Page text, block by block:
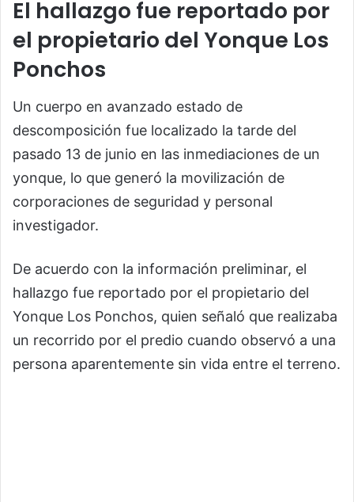
El hallazgo fue reportado por
el propietario del Yonque Los
Ponchos
Un cuerpo en avanzado estado de
descomposición fue localizado la tarde del
pasado 13 de junio en las inmediaciones de un
yonque, lo que generó la movilización de
corporaciones de seguridad y personal
investigador.
De acuerdo con la información preliminar, el
hallazgo fue reportado por el propietario del
Yonque Los Ponchos, quien señaló que realizaba
un recorrido por el predio cuando observó a una
persona aparentemente sin vida entre el terreno.